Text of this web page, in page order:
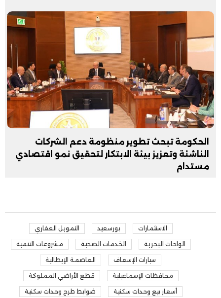
الحكومة تبحث تطوير منظومة دعم الشركات
الناشئة وتعزيز بيئة الابتكار لتحقيق نمو اقتصادي
مستدام
الاستثمارات بورسعيد التمويل العقاري
الواحات البحرية الخدمات الصحية مشروعات التنمية
سيارات الإسعاف العاصمة الإيطالية
محافظات الإسماعيلية قطع الأراضي المملوكة
أسعار بيع وحدات سكنية ضوابط طرح وحدات سكنية